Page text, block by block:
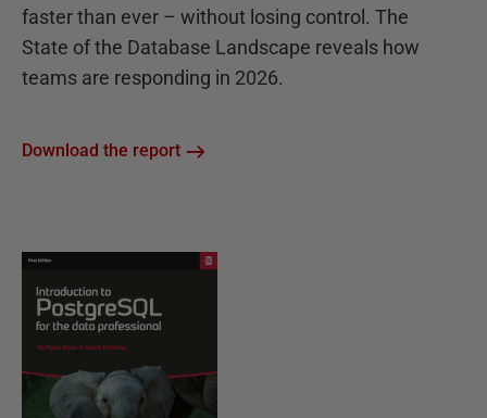
faster than ever – without losing control. The
State of the Database Landscape reveals how
teams are responding in 2026.
Download the report